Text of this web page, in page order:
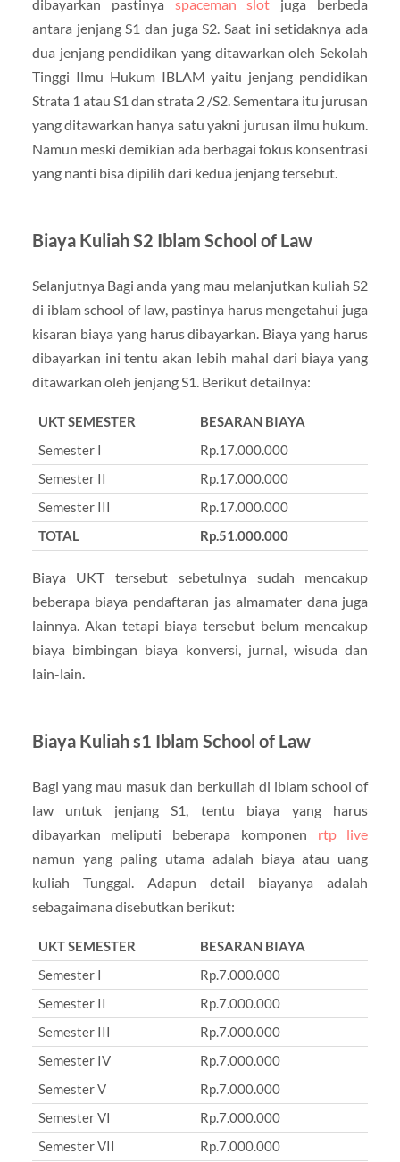
dibayarkan pastinya spaceman slot juga berbeda
antara jenjang S1 dan juga S2. Saat ini setidaknya ada
dua jenjang pendidikan yang ditawarkan oleh Sekolah
Tinggi Ilmu Hukum IBLAM yaitu jenjang pendidikan
Strata 1 atau S1 dan strata 2 /S2. Sementara itu jurusan
yang ditawarkan hanya satu yakni jurusan ilmu hukum.
Namun meski demikian ada berbagai fokus konsentrasi
yang nanti bisa dipilih dari kedua jenjang tersebut.
Biaya Kuliah S2 Iblam School of Law
Selanjutnya Bagi anda yang mau melanjutkan kuliah S2
di iblam school of law, pastinya harus mengetahui juga
kisaran biaya yang harus dibayarkan. Biaya yang harus
dibayarkan ini tentu akan lebih mahal dari biaya yang
ditawarkan oleh jenjang S1. Berikut detailnya:
UKT SEMESTER
BESARAN BIAYA
Semester I
Rp.17.000.000
Semester II
Rp.17.000.000
Semester III
Rp.17.000.000
TOTAL
Rp.51.000.000
Biaya UKT tersebut sebetulnya sudah mencakup
beberapa biaya pendaftaran jas almamater dana juga
lainnya. Akan tetapi biaya tersebut belum mencakup
biaya bimbingan biaya konversi, jurnal, wisuda dan
lain-lain.
Biaya Kuliah s1 Iblam School of Law
Bagi yang mau masuk dan berkuliah di iblam school of
law untuk jenjang S1, tentu biaya yang harus
dibayarkan meliputi beberapa komponen rtp live
namun yang paling utama adalah biaya atau uang
kuliah Tunggal. Adapun detail biayanya adalah
sebagaimana disebutkan berikut:
UKT SEMESTER
BESARAN BIAYA
Semester I
Rp.7.000.000
Semester II
Rp.7.000.000
Semester III
Rp.7.000.000
Semester IV
Rp.7.000.000
Semester V
Rp.7.000.000
Semester VI
Rp.7.000.000
Semester VII
Rp.7.000.000